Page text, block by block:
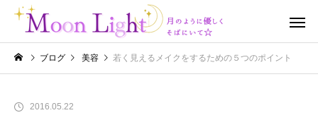
ブログ 美容 若く見えるメイクをするための５つのポイント
2016.05.22